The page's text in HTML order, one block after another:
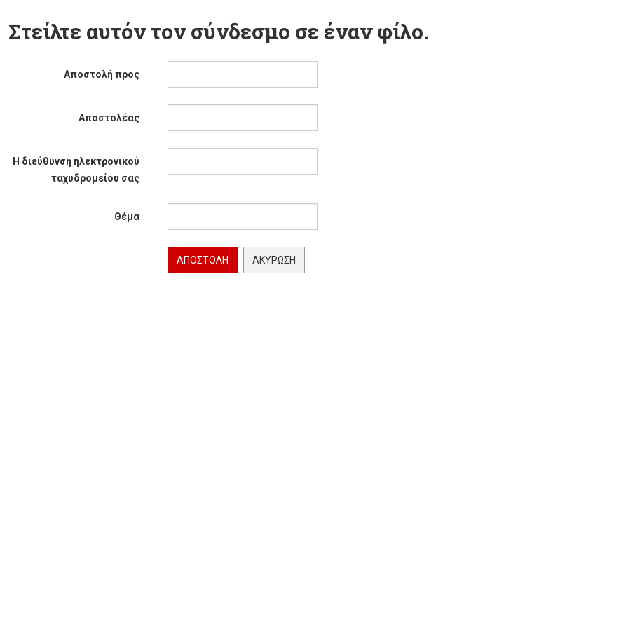
Στείλτε αυτόν τον σύνδεσμο σε έναν φίλο.
Αποστολή προς
Αποστολέας
Η διεύθυνση ηλεκτρονικού
ταχυδρομείου σας
Θέμα
ΑΠΟΣΤΟΛΉ ΑΚΎΡΩΣΗ